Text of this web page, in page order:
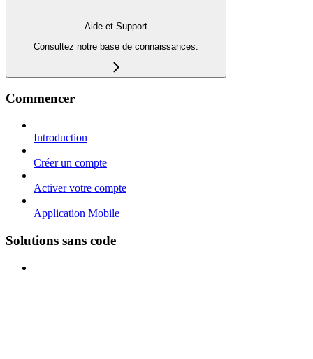
Aide et Support
Consultez notre base de connaissances.
Commencer
Introduction
Créer un compte
Activer votre compte
Application Mobile
Solutions sans code